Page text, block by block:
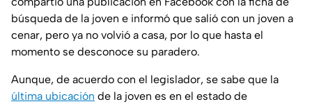
búsqueda de la joven e informó que salió con un joven a
cenar, pero ya no volvió a casa, por lo que hasta el
momento se desconoce su paradero.
Aunque, de acuerdo con el legislador, se sabe que la
última ubicación de la joven es en el estado de